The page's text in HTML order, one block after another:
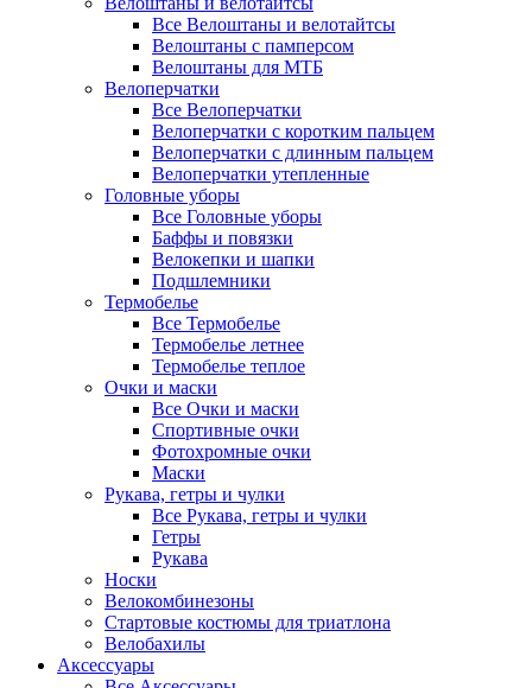
Все Велоштаны и велотайтсы
Велоштаны с памперсом
Велоштаны для МТБ
Велоперчатки
Все Велоперчатки
Велоперчатки с коротким пальцем
Велоперчатки с длинным пальцем
Велоперчатки утепленные
Головные уборы
Все Головные уборы
Баффы и повязки
Велокепки и шапки
Подшлемники
Термобелье
Все Термобелье
Термобелье летнее
Термобелье теплое
Очки и маски
Все Очки и маски
Спортивные очки
Фотохромные очки
Маски
Рукава, гетры и чулки
Все Рукава, гетры и чулки
Гетры
Рукава
Носки
Велокомбинезоны
Стартовые костюмы для триатлона
Велобахилы
Аксессуары